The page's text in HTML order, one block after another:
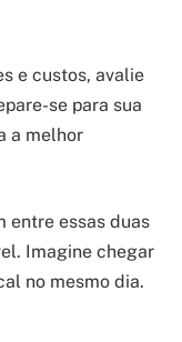
e custos, avalie
se para sua
a melhor
entre essas duas
Imagine chegar
no mesmo dia.